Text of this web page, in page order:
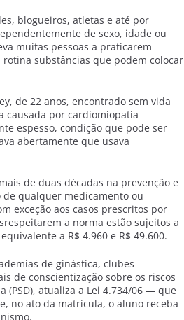
blogueiros, atletas e até por
de sexo, idade ou
muitas pessoas a praticarem
substâncias que podem colocar
de 22 anos, encontrado sem vida
causada por cardiomiopatia
espesso, condição que pode ser
abertamente que usava
de duas décadas na prevenção e
de qualquer medicamento ou
exceção aos casos prescritos por
a norma estão sujeitos a
a R$ 4.960 e R$ 49.600.
de ginástica, clubes
de conscientização sobre os riscos
(PSD), atualiza a Lei 4.734/06 — que
no ato da matrícula, o aluno receba